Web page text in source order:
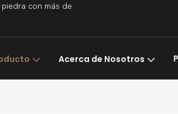
con más de
Acerca de Nosotros